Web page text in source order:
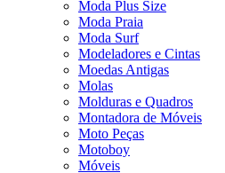
Moda Plus Size
Moda Praia
Moda Surf
Modeladores e Cintas
Moedas Antigas
Molas
Molduras e Quadros
Montadora de Móveis
Moto Peças
Motoboy
Móveis